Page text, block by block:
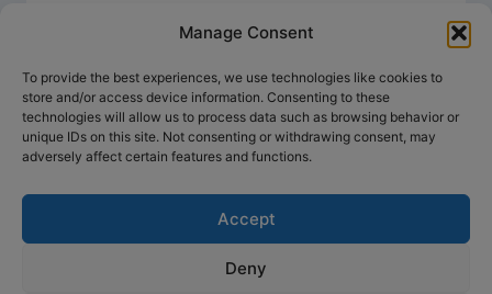
Manage Consent
To provide the best experiences, we use technologies like cookies to
store and/or access device information. Consenting to these
technologies will allow us to process data such as browsing behavior or
unique IDs on this site. Not consenting or withdrawing consent, may
adversely affect certain features and functions.
Accept
Deny
© 2026 Anglais concret, préparation simplifiée -